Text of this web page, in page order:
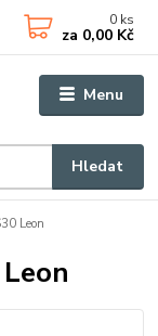
Menu
Hledat
0 ks
za 0,00 Kč
Leon